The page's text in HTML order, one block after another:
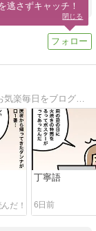
姑と姑妹を看取り、背負うものも減ってきたお気楽毎日をブログで更新。心に描いた夫婦の未来予想図は思ったとおりにかなえられていくのか…？
丁寧語
6日前
逃さずキャッチ！
閉じる